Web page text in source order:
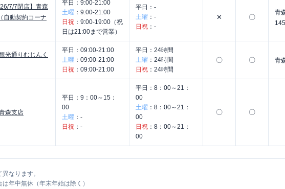
7/7閉店】青森
自動契約コーナ
平日： 9:00-21:00
土曜 ： 9:00-21:00
日祝 ： 9:00-19:00（祝
日は21:00まで営業）
平日： -
土曜 ： -
日祝 ： -
✕ 〇
青
光通りむじんく
平日： 09:00-21:00
土曜 ： 09:00-21:00
日祝 ： 09:00-21:00
平日： 24時間
土曜 ： 24時間
日祝 ： 24時間
〇 〇 青
森支店
平日： 9：00～15：
00
土曜 ： -
日祝 ： -
平日： 8：00～21：
00
土曜 ： 8：00～21：
00
日祝 ： 8：00～21：
00
〇 〇
なります。
年中無休（年末年始は除く）